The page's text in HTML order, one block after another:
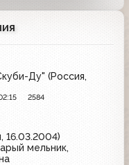
Ду" (Россия,
2584
16.03.2004)
мельник,